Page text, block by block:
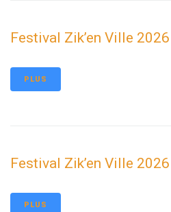
Festival Zik’en Ville 2026
PLUS
Festival Zik’en Ville 2026
PLUS